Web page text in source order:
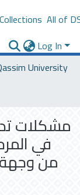
All of
Log In
University
مشكلات
في
من